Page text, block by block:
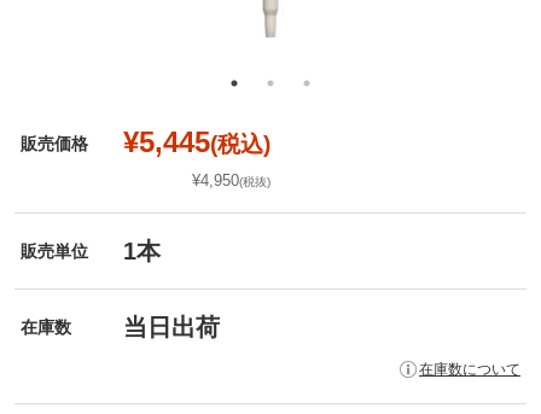
販売価格 ¥5,445(税込)
¥4,950(税抜)
販売単位 1本
在庫数 当日出荷
在庫数について